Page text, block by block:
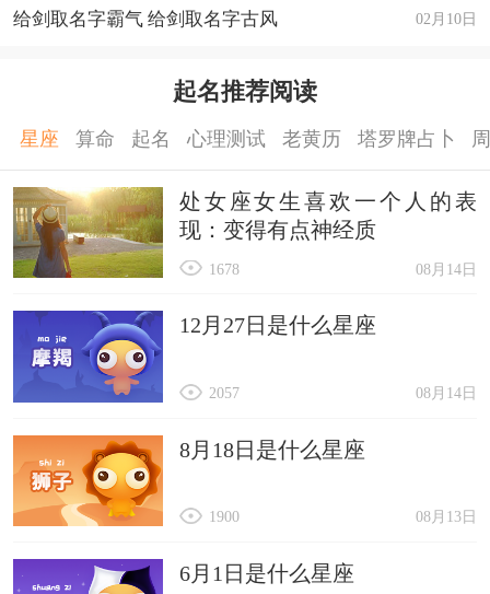
02月10日
给剑取名字霸气 给剑取名字古风
起名推荐阅读
星座 算命 起名 心理测试 老黄历 塔罗牌占卜
处女座女生喜欢一个人的表
现：变得有点神经质
08月14日
1678
12月27日是什么星座
08月14日
2057
8月18日是什么星座
08月13日
1900
6月1日是什么星座